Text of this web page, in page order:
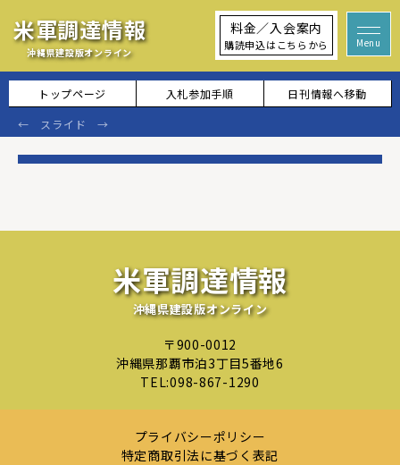
米軍調達情報
沖縄県建設版オンライン
料金／入会案内
購読申込はこちらから
トップページ 入札参加手順 日刊情報へ移動
米軍調達情報
沖縄県建設版オンライン
〒900-0012
沖縄県那覇市泊3丁目5番地6
TEL:098-867-1290
プライバシーポリシー
特定商取引法に基づく表記